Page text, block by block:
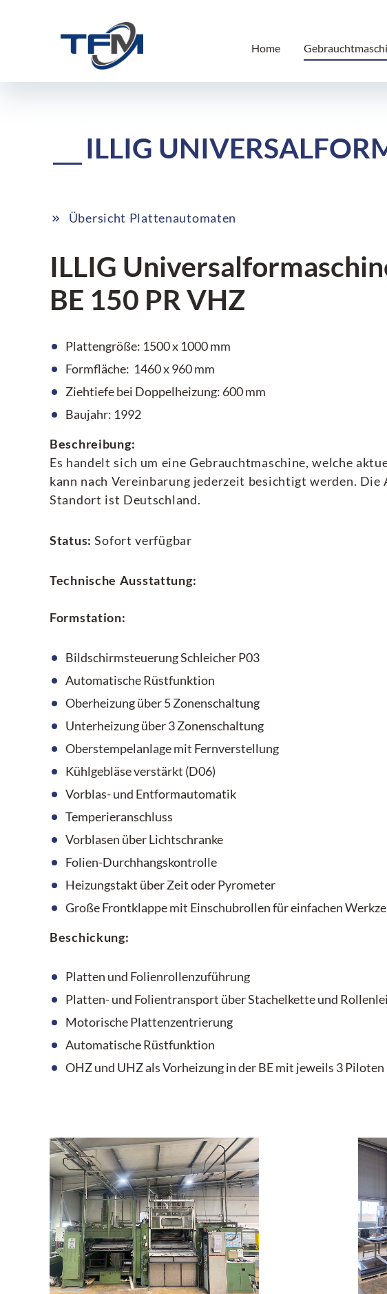
Home
ILLIG
Übersicht Plattenautomaten
ILLIG
BE 150 PR VHZ
Plattengröße: 1500 x 1000 mm
Formfläche: 1460 x 960 mm
Ziehtiefe bei Doppelheizung: 600 mm
Baujahr: 1992
Beschreibung:
Es handelt sich um eine Gebrauchtmaschine, welche
kann nach Vereinbarung jederzeit besichtigt werden.
Standort ist Deutschland.
Status:Sofort verfügbar
Technische Ausstattung:
Formstation:
Bildschirmsteuerung Schleicher P03
Automatische Rüstfunktion
Oberheizung über 5 Zonenschaltung
Unterheizung über 3 Zonenschaltung
Oberstempelanlage mit Fernverstellung
Kühlgebläse verstärkt (D06)
Vorblas- und Entformautomatik
Temperieranschluss
Vorblasen über Lichtschranke
Folien-Durchhangskontrolle
Heizungstakt über Zeit oder Pyrometer
Große Frontklappe mit Einschubrollen für einfachen
Beschickung:
Platten und Folienrollenzuführung
Platten- und Folientransport über Stachelkette und
Motorische Plattenzentrierung
Automatische Rüstfunktion
OHZ und UHZ als Vorheizung in der BE mit jeweils 3 Piloten